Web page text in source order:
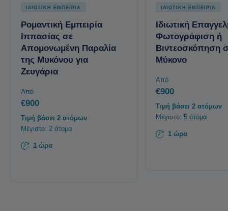
ΙΔΙΩΤΙΚΗ ΕΜΠΕΙΡΙΑ
Ρομαντική Εμπειρία
Ιππασίας σε
Απομονωμένη Παραλία
της Μυκόνου για
Ζευγάρια
Από
€900
Τιμή βάσει 2 ατόμων
Μέγιστο: 2 άτομα
1 ώρα
ΙΔΙΩΤΙΚΗ ΕΜΠΕΙΡΙΑ
Ιδιωτική
Φωτογράφιση ή
Βιντεοσκόπηση
Μύκονο
Από
€900
Τιμή βάσει 2 ατόμων
Μέγιστο: 5 άτομα
1 ώρα